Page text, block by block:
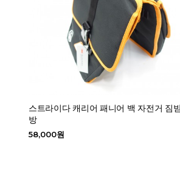
스트라이다 캐리어 패니어 백 자전거 짐
방
58,000원